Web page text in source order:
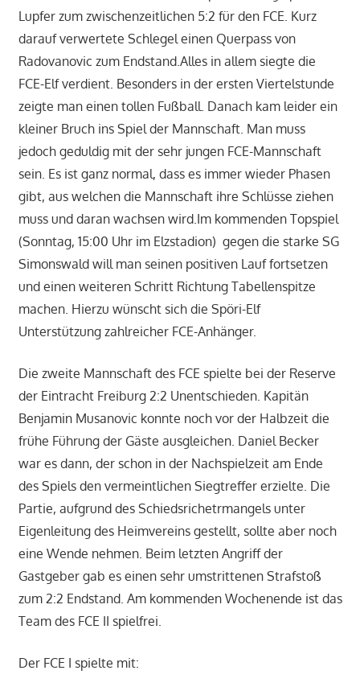
Lupfer zum zwischenzeitlichen 5:2 für den FCE. Kurz
darauf verwertete Schlegel einen Querpass von
Radovanovic zum Endstand.Alles in allem siegte die
FCE-Elf verdient. Besonders in der ersten Viertelstunde
zeigte man einen tollen Fußball. Danach kam leider ein
kleiner Bruch ins Spiel der Mannschaft. Man muss
jedoch geduldig mit der sehr jungen FCE-Mannschaft
sein. Es ist ganz normal, dass es immer wieder Phasen
gibt, aus welchen die Mannschaft ihre Schlüsse ziehen
muss und daran wachsen wird.Im kommenden Topspiel
(Sonntag, 15:00 Uhr im Elzstadion) gegen die starke SG
Simonswald will man seinen positiven Lauf fortsetzen
und einen weiteren Schritt Richtung Tabellenspitze
machen. Hierzu wünscht sich die Spöri-Elf
Unterstützung zahlreicher FCE-Anhänger.
Die zweite Mannschaft des FCE spielte bei der Reserve
der Eintracht Freiburg 2:2 Unentschieden. Kapitän
Benjamin Musanovic konnte noch vor der Halbzeit die
frühe Führung der Gäste ausgleichen. Daniel Becker
war es dann, der schon in der Nachspielzeit am Ende
des Spiels den vermeintlichen Siegtreffer erzielte. Die
Partie, aufgrund des Schiedsrichetrmangels unter
Eigenleitung des Heimvereins gestellt, sollte aber noch
eine Wende nehmen. Beim letzten Angriff der
Gastgeber gab es einen sehr umstrittenen Strafstoß
zum 2:2 Endstand. Am kommenden Wochenende ist das
Team des FCE II spielfrei.
Der FCE I spielte mit: